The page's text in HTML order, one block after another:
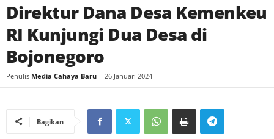
Direktur Dana Desa Kemenkeu
RI Kunjungi Dua Desa di
Bojonegoro
Penulis Media Cahaya Baru - 26 Januari 2024
Bagikan